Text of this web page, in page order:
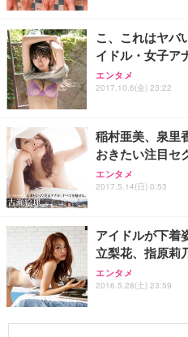
こ、これはヤ
イドル・女子ア
エンタメ
2017.10.6(金) 23:22
稲村亜美、泉
おきたい注目セ
エンタメ
2017.5.14(日) 0:53
アイドルが下
立梨花、指原莉
エンタメ
2016.5.28(土) 23:59